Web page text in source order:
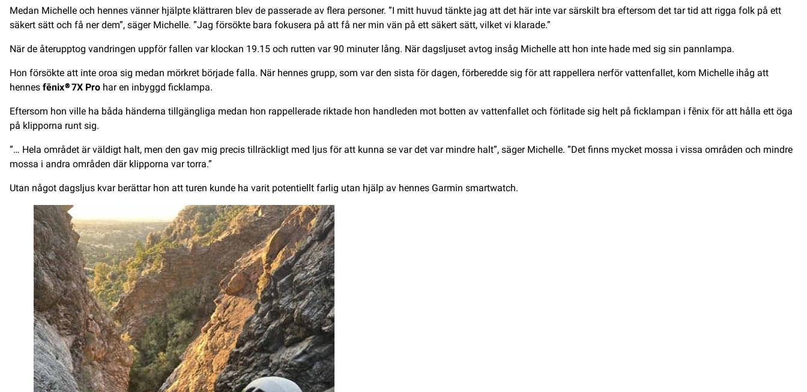
Medan Michelle och hennes vänner hjälpte klättraren blev de passerade av flera personer. ”I mitt huvud tänkte jag att det här inte var särskilt bra eftersom det tar tid att rigga folk på ett
säkert sätt och få ner dem”, säger Michelle. ”Jag försökte bara fokusera på att få ner min vän på ett säkert sätt, vilket vi klarade.”
När de återupptog vandringen uppför fallen var klockan 19.15 och rutten var 90 minuter lång. När dagsljuset avtog insåg Michelle att hon inte hade med sig sin pannlampa.
Hon försökte att inte oroa sig medan mörkret började falla. När hennes grupp, som var den sista för dagen, förberedde sig för att rappellera nerför vattenfallet, kom Michelle ihåg att
hennes fēnix® 7X Pro har en inbyggd ficklampa.
Eftersom hon ville ha båda händerna tillgängliga medan hon rappellerade riktade hon handleden mot botten av vattenfallet och förlitade sig helt på ficklampan i fēnix för att hålla ett öga
på klipporna runt sig.
”… Hela området är väldigt halt, men den gav mig precis tillräckligt med ljus för att kunna se var det var mindre halt”, säger Michelle. ”Det finns mycket mossa i vissa områden och mindre
mossa i andra områden där klipporna var torra.”
Utan något dagsljus kvar berättar hon att turen kunde ha varit potentiellt farlig utan hjälp av hennes Garmin smartwatch.